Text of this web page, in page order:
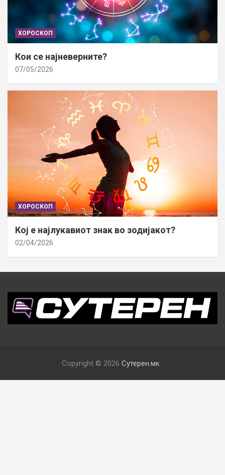
ХОРОСКОП
Кои се најневерните?
07/05/2026
ХОРОСКОП
Кој е најлукавиот знак во зодијакот?
02/04/2026
Copyright © 2026 Сутерен.мк